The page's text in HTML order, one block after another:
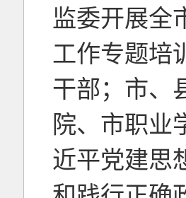
监委开展全
工作专题培
干部；市、
院、市职业
近平党建思